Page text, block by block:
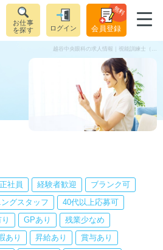
お仕事
を探す
ログイン
無料
会員登録
越谷中央眼科の求人情報｜視能訓練士（正社員）｜埼玉県越谷市せんげん台駅
正社員 経験者歓迎
ブランク可
グスタッフ
40代以上応募可
GPあり
残業少なめ
あり 昇給あり
賞与あり